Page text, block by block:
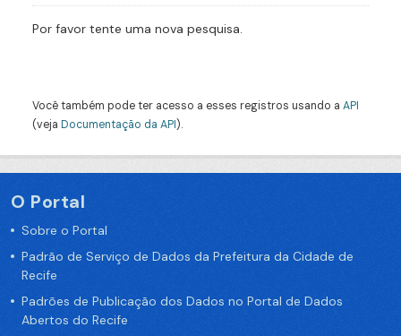
Por favor tente uma nova pesquisa.
Você também pode ter acesso a esses registros usando a API
(veja Documentação da API).
O Portal
Sobre o Portal
Padrão de Serviço de Dados da Prefeitura da Cidade de
Recife
Padrões de Publicação dos Dados no Portal de Dados
Abertos do Recife